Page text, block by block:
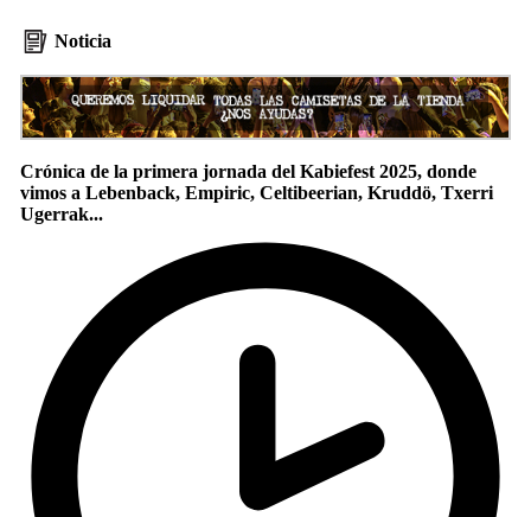
Noticia
Crónica de la primera jornada del Kabiefest 2025, donde
vimos a Lebenback, Empiric, Celtibeerian, Kruddö, Txerri
Ugerrak...